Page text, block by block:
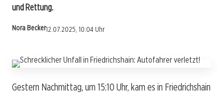
und Rettung.
Nora Becker12.07.2025, 10:04 Uhr
Gestern Nachmittag, um 15:10 Uhr, kam es in Friedrichshain